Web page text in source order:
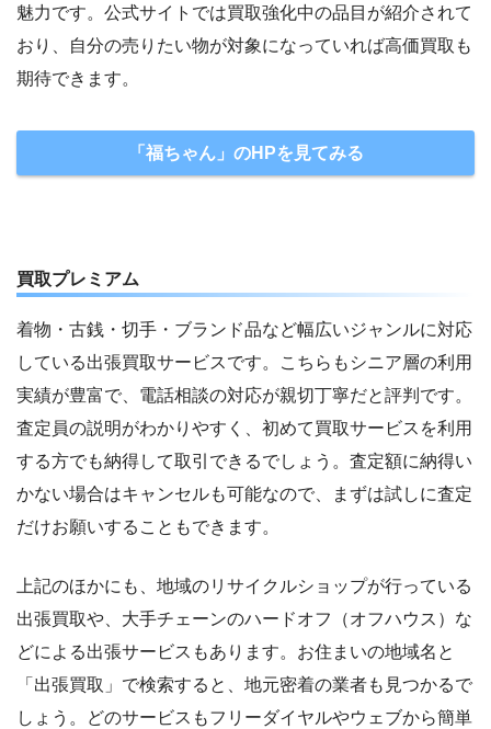
魅力です。公式サイトでは買取強化中の品目が紹介されて
おり、自分の売りたい物が対象になっていれば高価買取も
期待できます。
「福ちゃん」のHPを見てみる
買取プレミアム
着物・古銭・切手・ブランド品など幅広いジャンルに対応
している出張買取サービスです。こちらもシニア層の利用
実績が豊富で、電話相談の対応が親切丁寧だと評判です。
査定員の説明がわかりやすく、初めて買取サービスを利用
する方でも納得して取引できるでしょう。査定額に納得い
かない場合はキャンセルも可能なので、まずは試しに査定
だけお願いすることもできます。
上記のほかにも、地域のリサイクルショップが行っている
出張買取や、大手チェーンのハードオフ（オフハウス）な
どによる出張サービスもあります。お住まいの地域名と
「出張買取」で検索すると、地元密着の業者も見つかるで
しょう。どのサービスもフリーダイヤルやウェブから簡単